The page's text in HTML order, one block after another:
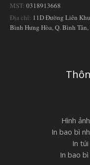
MST: 0318913668
Địa chỉ: 11D Đường Liên
Bình Hưng Hòa, Q. Bình
Hình
In bao bì
In
In bao